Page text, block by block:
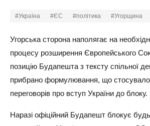
#Україна #ЄС #політика #Угорщина
Угорська сторона наполягає на
процесу розширення Європейського
позицію Будапешта з тексту спільної
прибрано формулювання, що
переговорів про вступ України до блоку.
Наразі офіційний Будапешт блокує